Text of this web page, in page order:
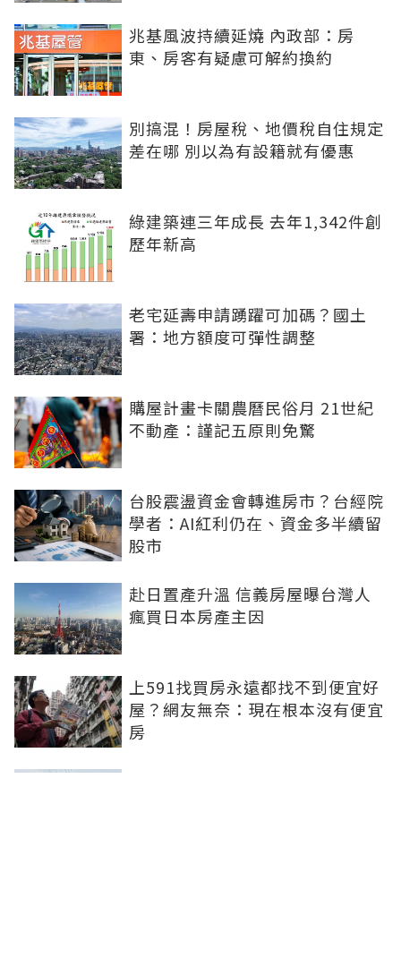
兆基風波持續延燒 內政部：房
東、房客有疑慮可解約換約
別搞混！房屋稅、地價稅自住規定
差在哪 別以為有設籍就有優惠
綠建築連三年成長 去年1,342件創
歷年新高
老宅延壽申請踴躍可加碼？國土
署：地方額度可彈性調整
購屋計畫卡關農曆民俗月 21世紀
不動產：謹記五原則免驚
台股震盪資金會轉進房市？台經院
學者：AI紅利仍在、資金多半續留
股市
赴日置產升溫 信義房屋曝台灣人
瘋買日本房產主因
上591找買房永遠都找不到便宜好
屋？網友無奈：現在根本沒有便宜
房